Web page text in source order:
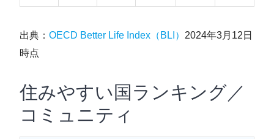
出典： OECD Better Life Index（BLI） 2024年3月12日
時点
住みやすい国ランキング／
コミュニティ